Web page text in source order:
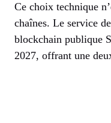
Ce choix technique
chaînes. Le service
blockchain publique
2027, offrant une